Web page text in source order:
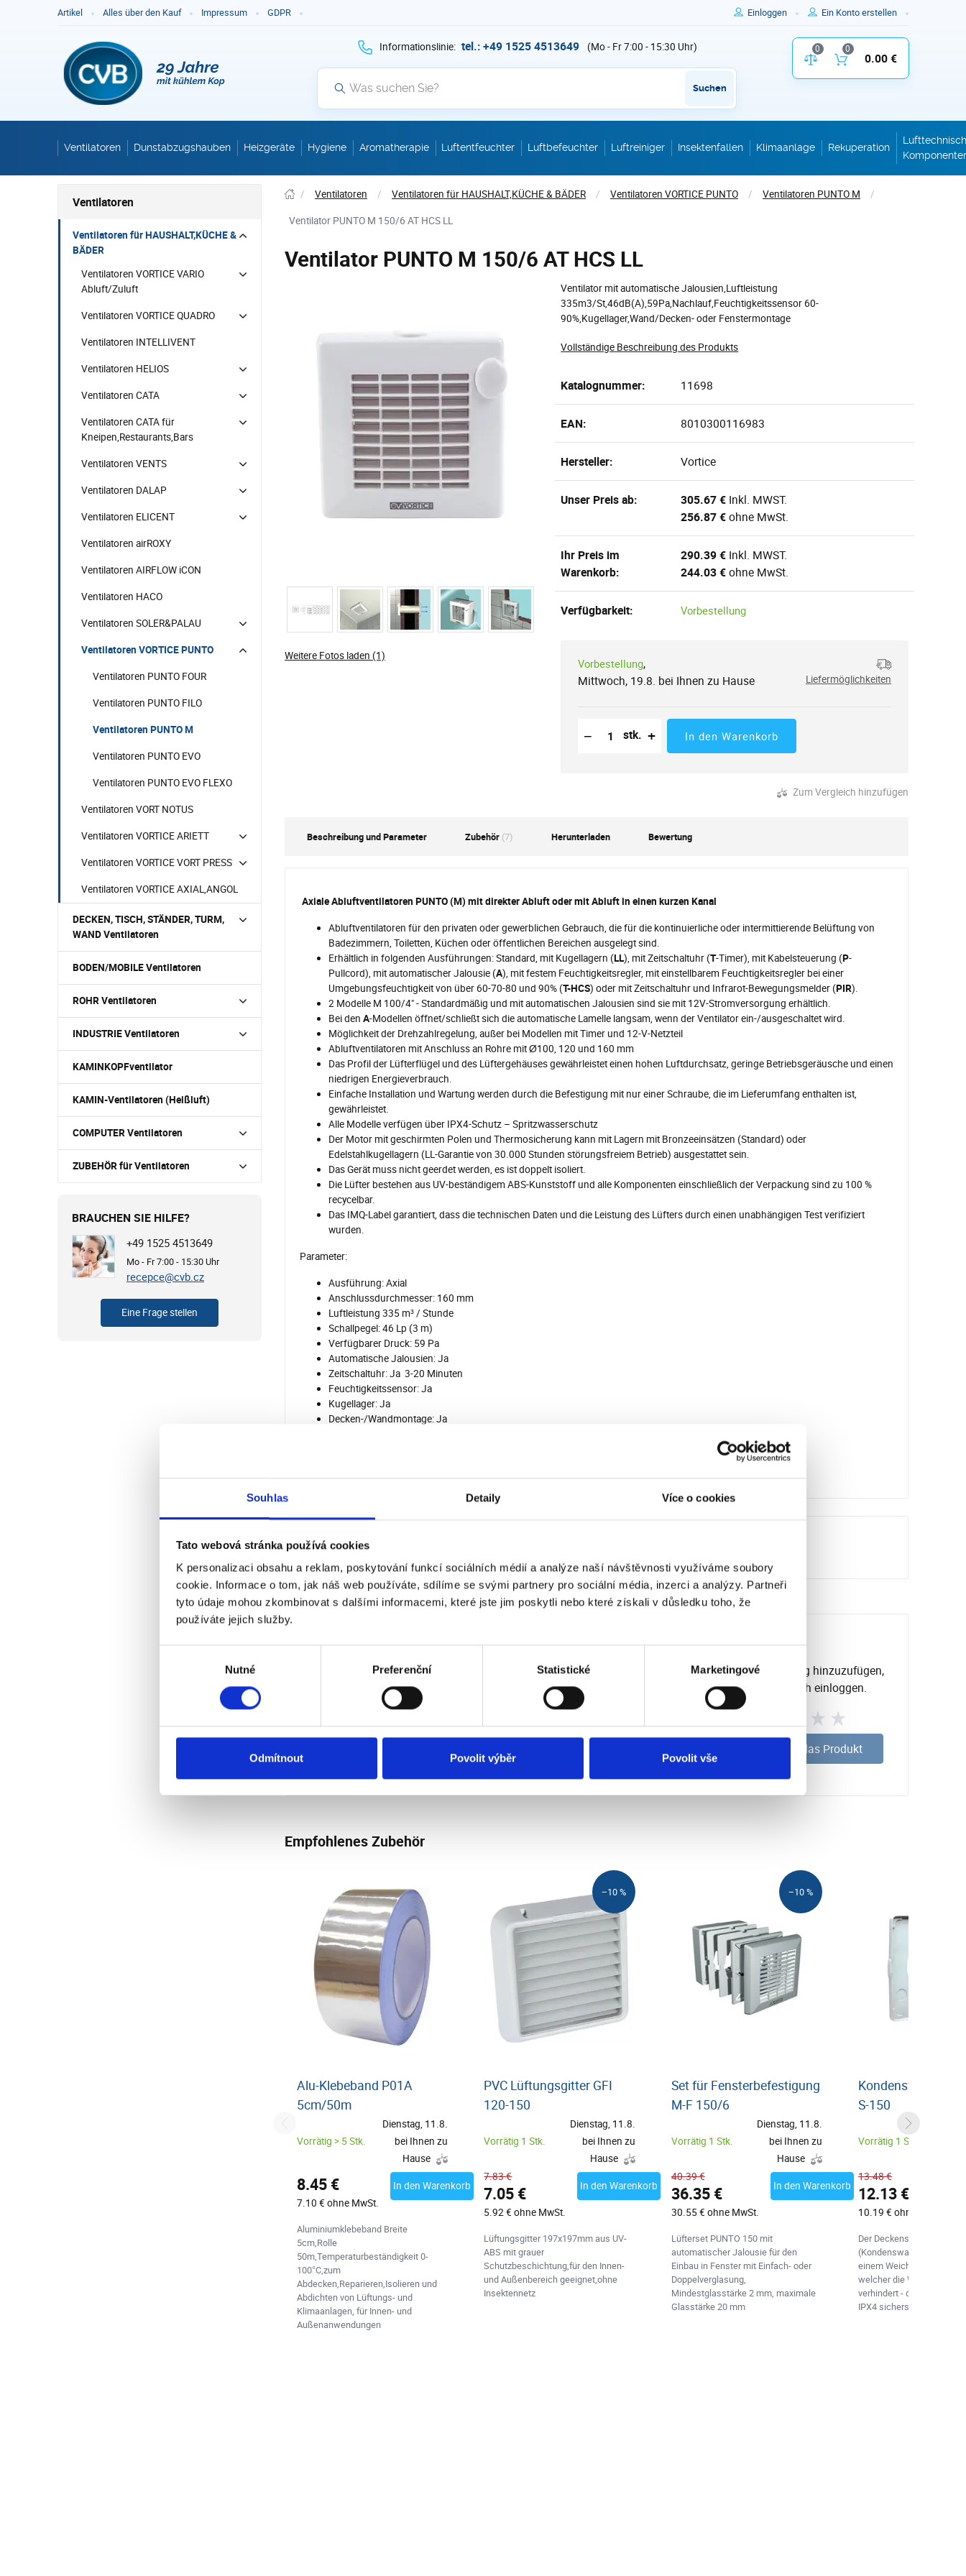
Souhlas Detaily Více o cookies
Tato webová stránka používá cookies
K personalizaci obsahu a reklam, poskytování funkcí sociálních médií a analýze naší návštěvnosti využíváme soubory
cookie. Informace o tom, jak náš web používáte, sdílíme se svými partnery pro sociální média, inzerci a analýzy. Partneři
tyto údaje mohou zkombinovat s dalšími informacemi, které jste jim poskytli nebo které získali v důsledku toho, že
používáte jejich služby.
Nutné Preferenční Statistické Marketingové
Odmítnout Povolit výběr Povolit vše
Artikel Alles über den Kauf Impressum GDPR Einloggen Ein Konto erstellen
Informationslinie: tel.: +49 1525 4513649 (Mo - Fr 7:00 - 15:30 Uhr)
Suchen
Vergleich der Produktparameter
0
Inhalt des
0
0.00 €
Ventilatoren Dunstabzugshauben Heizgeräte Hygiene Aromatherapie Luftentfeuchter Luftbefeuchter Luftreiniger Insektenfallen Klimaanlage Rekuperation
/ Ventilatoren / Ventilatoren für HAUSHALT,KÜCHE & BÄDER / Ventilatoren VORTICE PUNTO / Ventilatoren PUNTO M /
Ventilator PUNTO M 150/6 AT HCS LL
Ventilator PUNTO M 150/6 AT HCS LL
Weitere Fotos laden (1)
Ventilator mit automatische Jalousien,Luftleistung
335m3/St,46dB(A),59Pa,Nachlauf,Feuchtigkeitssensor 60-
90%,Kugellager,Wand/Decken- oder Fenstermontage
Vollständige Beschreibung des Produkts
Katalognummer: 11698
EAN: 8010300116983
Hersteller: Vortice
Unser Preis ab: 305.67 € Inkl. MWST.
256.87 €ohne MwSt.
Ihr Preis im
Warenkorb:
290.39 € Inkl. MWST.
244.03 €ohne MwSt.
Verfügbarkeit: Vorbestellung
Vorbestellung,
Mittwoch, 19.8. bei Ihnen zu Hause
Liefermöglichkeiten
−
Reduzierung der Menge
Anzahl der Stücke
stk. + In den Warenkorb
Zum Vergleich hinzufügen
Beschreibung und Parameter Zubehör (7) Herunterladen Bewertung
Axiale Abluftventilatoren PUNTO (M) mit direkter Abluft oder mit Abluft in einen kurzen Kanal
Abluftventilatoren für den privaten oder gewerblichen Gebrauch, die für die kontinuierliche oder intermittierende Belüftung von
Badezimmern, Toiletten, Küchen oder öffentlichen Bereichen ausgelegt sind.
Erhältlich in folgenden Ausführungen: Standard, mit Kugellagern (LL), mit Zeitschaltuhr (T-Timer), mit Kabelsteuerung (P-
Pullcord), mit automatischer Jalousie (A), mit festem Feuchtigkeitsregler, mit einstellbarem Feuchtigkeitsregler bei einer
Umgebungsfeuchtigkeit von über 60-70-80 und 90% (T-HCS) oder mit Zeitschaltuhr und Infrarot-Bewegungsmelder (PIR).
2 Modelle M 100/4" - Standardmäßig und mit automatischen Jalousien sind sie mit 12V-Stromversorgung erhältlich.
Bei den A-Modellen öffnet/schließt sich die automatische Lamelle langsam, wenn der Ventilator ein-/ausgeschaltet wird.
Möglichkeit der Drehzahlregelung, außer bei Modellen mit Timer und 12-V-Netzteil
Abluftventilatoren mit Anschluss an Rohre mit Ø100, 120 und 160 mm
Das Profil der Lüfterflügel und des Lüftergehäuses gewährleistet einen hohen Luftdurchsatz, geringe Betriebsgeräusche und einen
niedrigen Energieverbrauch.
Einfache Installation und Wartung werden durch die Befestigung mit nur einer Schraube, die im Lieferumfang enthalten ist,
gewährleistet.
Alle Modelle verfügen über IPX4-Schutz – Spritzwasserschutz
Der Motor mit geschirmten Polen und Thermosicherung kann mit Lagern mit Bronzeeinsätzen (Standard) oder
Edelstahlkugellagern (LL-Garantie von 30.000 Stunden störungsfreiem Betrieb) ausgestattet sein.
Das Gerät muss nicht geerdet werden, es ist doppelt isoliert.
Die Lüfter bestehen aus UV-beständigem ABS-Kunststoff und alle Komponenten einschließlich der Verpackung sind zu 100 %
recycelbar.
Das IMQ-Label garantiert, dass die technischen Daten und die Leistung des Lüfters durch einen unabhängigen Test verifiziert
wurden.
Parameter:
Ausführung: Axial
Anschlussdurchmesser: 160 mm
Luftleistung 335 m³ / Stunde
Schallpegel: 46 Lp (3 m)
Verfügbarer Druck: 59 Pa
Automatische Jalousien: Ja
Zeitschaltuhr: Ja 3-20 Minuten
Feuchtigkeitssensor: Ja
Kugellager: Ja
Decken-/Wandmontage: Ja
Herunterladen
Um eine Bewertung hinzuzufügen,
müssen Sie sich einloggen.
Bewerten Sie das Produkt
Empfohlenes Zubehör
Alu-Klebeband P01A
5cm/50m
Vorrätig > 5 Stk.
Dienstag, 11.8.
bei Ihnen zu
Hause
8.45 €
7.10 € ohne MwSt.
In den Warenkorb
Aluminiumklebeband Breite
5cm,Rolle
50m,Temperaturbeständigkeit 0-
100°C,zum
Abdecken,Reparieren,Isolieren und
Abdichten von Lüftungs- und
Klimaanlagen, für Innen- und
Außenanwendungen
−10 %
PVC Lüftungsgitter GFI
120-150
Vorrätig 1 Stk.
Dienstag, 11.8.
bei Ihnen zu
Hause
7.83 €
7.05 €
5.92 € ohne MwSt.
In den Warenkorb
Lüftungsgitter 197x197mm aus UV-
ABS mit grauer
Schutzbeschichtung,für den Innen-
und Außenbereich geeignet,ohne
Insektennetz
−10 %
Set für Fensterbefestigung
M-F 150/6
Vorrätig 1 Stk.
Dienstag, 11.8.
bei Ihnen zu
Hause
40.39 €
36.35 €
30.55 € ohne MwSt.
In den Warenkorb
Lüfterset PUNTO 150 mit
automatischer Jalousie für den
Einbau in Fenster mit Einfach- oder
Doppelverglasung,
Mindestglasstärke 2 mm, maximale
Glasstärke 20 mm
S-150
Vorrätig 1 Stk.
13.48 €
12.13 €
10.19 € ohne MwSt.
Der Deckensatz
einem Weichgummi
welcher die
verhindert - den
IPX4 sicherstellen.
Ventilatoren
Ventilatoren für HAUSHALT,KÜCHE &
BÄDER
Ventilatoren VORTICE VARIO
Abluft/Zuluft
Ventilatoren VORTICE QUADRO
Ventilatoren INTELLIVENT
Ventilatoren HELIOS
Ventilatoren CATA
Ventilatoren CATA für
Kneipen,Restaurants,Bars
Ventilatoren VENTS
Ventilatoren DALAP
Ventilatoren ELICENT
Ventilatoren airROXY
Ventilatoren AIRFLOW iCON
Ventilatoren HACO
Ventilatoren SOLER&PALAU
Ventilatoren VORTICE PUNTO
Ventilatoren PUNTO FOUR
Ventilatoren PUNTO FILO
Ventilatoren PUNTO M
Ventilatoren PUNTO EVO
Ventilatoren PUNTO EVO FLEXO
Ventilatoren VORT NOTUS
Ventilatoren VORTICE ARIETT
Ventilatoren VORTICE VORT PRESS
Ventilatoren VORTICE AXIAL,ANGOL
DECKEN, TISCH, STÄNDER, TURM,
WAND Ventilatoren
BODEN/MOBILE Ventilatoren
ROHR Ventilatoren
INDUSTRIE Ventilatoren
KAMINKOPFventilator
KAMIN-Ventilatoren (Heißluft)
COMPUTER Ventilatoren
ZUBEHÖR für Ventilatoren
BRAUCHEN SIE HILFE?
+49 1525 4513649
Mo - Fr 7:00 - 15:30 Uhr
recepce@cvb.cz
Eine Frage stellen